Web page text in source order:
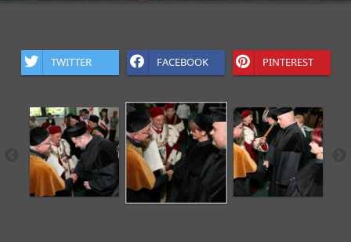
TWITTER FACEBOOK PINTEREST